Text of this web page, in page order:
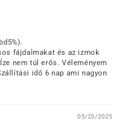
fájdalmakat és az izmok
nem túl erős. Véleményem
idő 6 nap ami nagyon
05/20/2025